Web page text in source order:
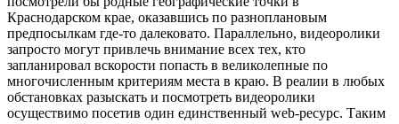
Краснодарском крае, оказавшись по разноплановым
предпосылкам где-то далековато. Параллельно, видеоролики
запросто могут привлечь внимание всех тех, кто
запланировал вскорости попасть в великолепные по
многочисленным критериям места в краю. В реалии в любых
обстановках разыскать и посмотреть видеоролики
осуществимо посетив один единственный web-ресурс. Таким